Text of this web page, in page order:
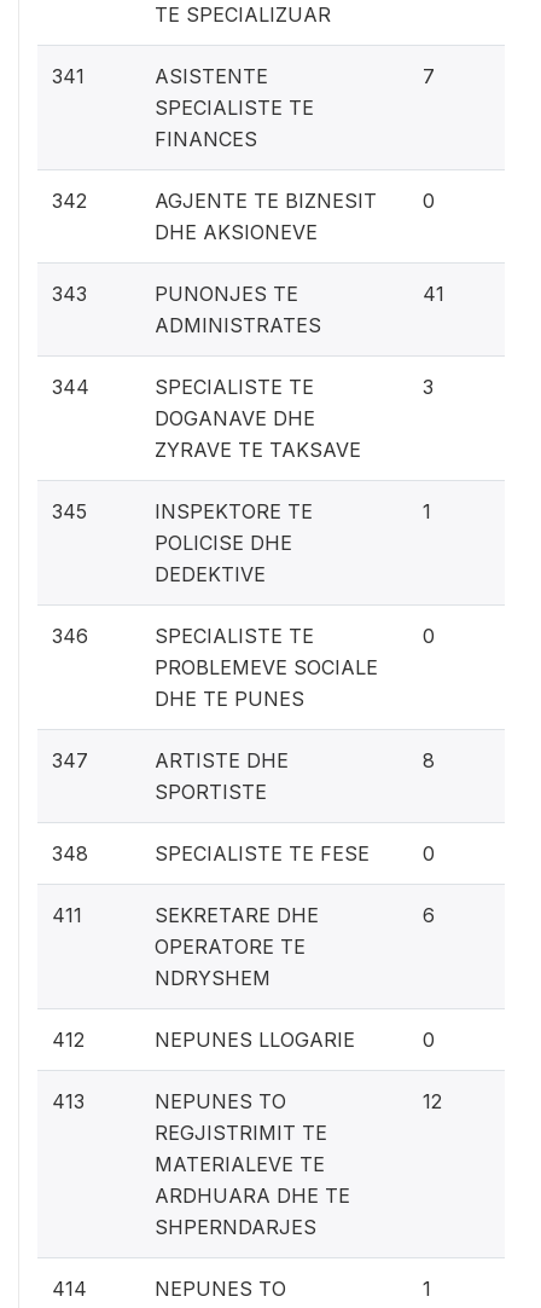
TE SPECIALIZUAR
341
ASISTENTE
SPECIALISTE TE
FINANCES
7
342
AGJENTE TE BIZNESIT
DHE AKSIONEVE
0
343
PUNONJES TE
ADMINISTRATES
41
344
SPECIALISTE TE
DOGANAVE DHE
ZYRAVE TE TAKSAVE
3
345
INSPEKTORE TE
POLICISE DHE
DEDEKTIVE
1
346
SPECIALISTE TE
PROBLEMEVE SOCIALE
DHE TE PUNES
0
347
ARTISTE DHE
SPORTISTE
8
348 SPECIALISTE TE FESE 0
411
SEKRETARE DHE
OPERATORE TE
NDRYSHEM
6
412 NEPUNES LLOGARIE 0
413
NEPUNES TO
REGJISTRIMIT TE
MATERIALEVE TE
ARDHUARA DHE TE
SHPERNDARJES
12
414
NEPUNES TO
1